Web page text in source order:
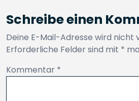
Schreibe einen
Deine E-Mail-Adresse wird nicht
Erforderliche Felder sind mit *
Kommentar *